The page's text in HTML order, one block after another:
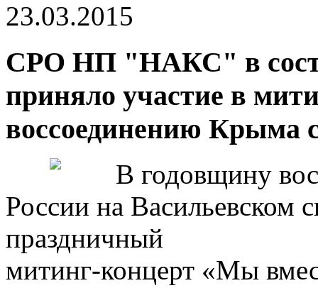
23.03.2015
СРО НП "НАКС" в
приняло участие в
воссоединению Крыма
В годовщину
России на Васильевском
праздничный
митинг-концерт «Мы